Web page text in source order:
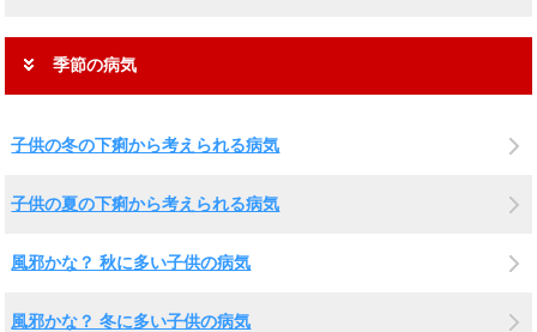
季節の病気
子供の冬の下痢から考えられる病気
子供の夏の下痢から考えられる病気
風邪かな？ 秋に多い子供の病気
風邪かな？ 冬に多い子供の病気